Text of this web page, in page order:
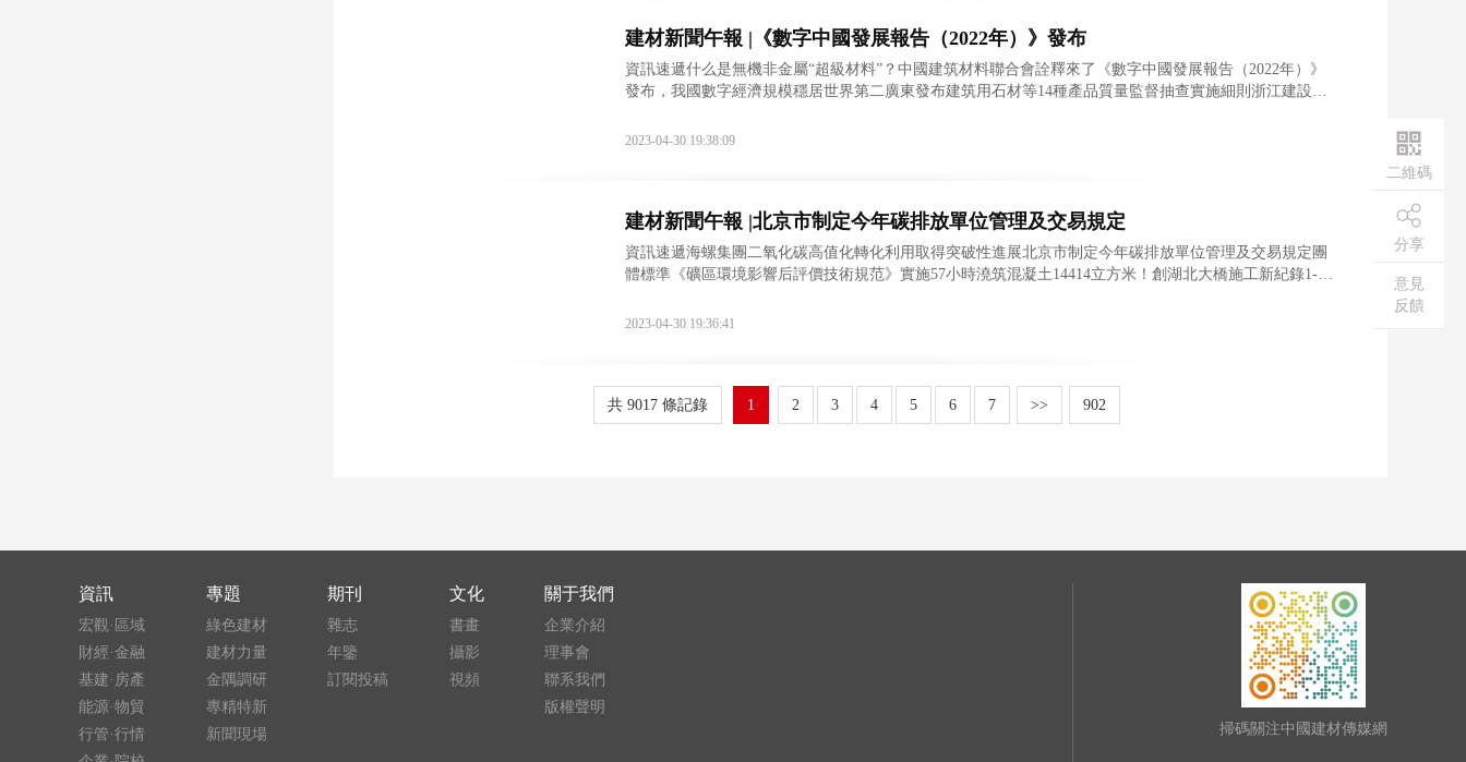
建材新聞午報 |《數字中國發展報告（2022年）》發布
資訊速遞什么是無機非金屬“超級材料”？中國建筑材料聯合會詮釋來了《數字中國發展報告（2022年）》
發布，我國數字經濟規模穩居世界第二廣東發布建筑用石材等14種產品質量監督抽查實施細則浙江建設領
2023-04-30 19:38:09
建材新聞午報 |北京市制定今年碳排放單位管理及交易規定
資訊速遞海螺集團二氧化碳高值化轉化利用取得突破性進展北京市制定今年碳排放單位管理及交易規定團
體標準《礦區環境影響后評價技術規范》實施57小時澆筑混凝土14414立方米！創湖北大橋施工新紀錄1-3
2023-04-30 19:36:41
共 9017 條記錄 1 2 3 4 5 6 7 >> 902
資訊
宏觀·區域
財經·金融
基建·房產
能源·物貿
行管·行情
專題
綠色建材
建材力量
金隅調研
專精特新
新聞現場
期刊
雜志
年鑒
訂閱投稿
文化
書畫
攝影
視頻
關于我們
企業介紹
理事會
聯系我們
版權聲明
掃碼關注中國建材傳媒網
二維碼
分享
意見
反饋